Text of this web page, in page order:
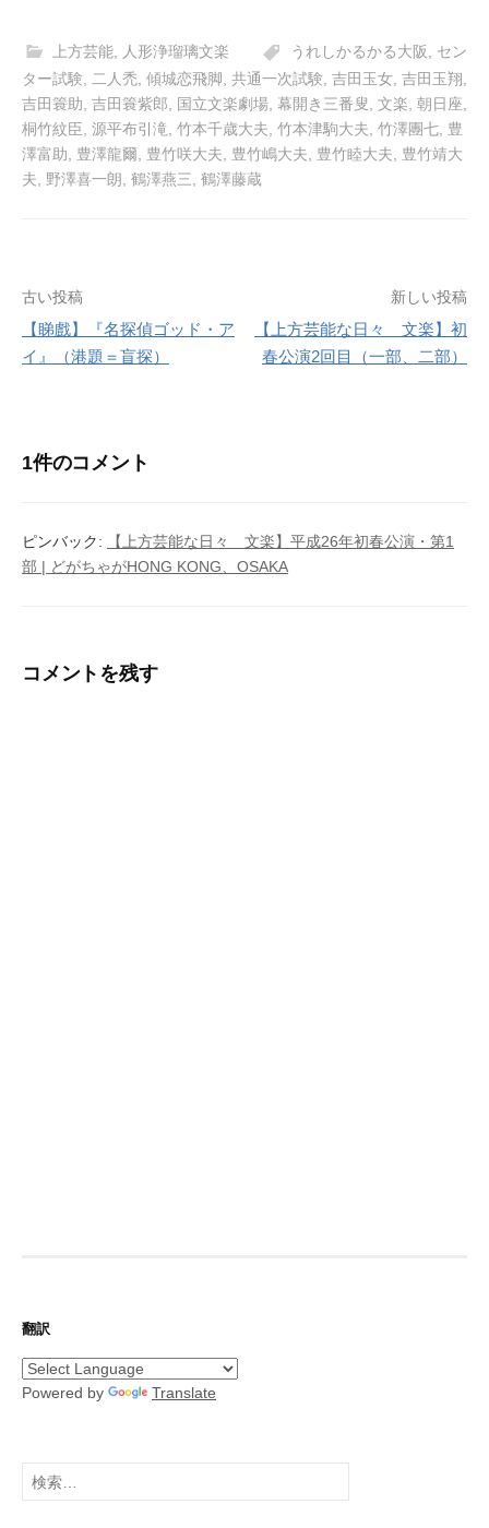
上方芸能, 人形浄瑠璃文楽 うれしかるかる大阪, セン
ター試験
二人禿 傾城恋飛脚 共通一次試験 吉田玉女 吉田玉翔
吉田簑助 吉田簑紫郎 国立文楽劇場 幕開き三番叟 文楽 朝日座
桐竹紋臣 源平布引滝 竹本千歳大夫 竹本津駒大夫 竹澤團七 豊
澤富助
豊澤龍爾 豊竹咲大夫 豊竹嶋大夫 豊竹睦大夫
豊竹靖大
夫
野澤喜一朗 鶴澤燕三 鶴澤藤蔵
投
稿
ゲ
シ
古い投稿
【睇戲】『名探偵ゴッド・ア
イ』（港題＝盲探）
新しい投稿
【上方芸能な日々 文楽】初
春公演2回目（一部、二部）
1件のコメント
ピンバック:
【上方芸能な日々 文楽】平成26年初春公演・第1
部 | どがちゃがHONG KONG、OSAKA
コメントを残す
翻訳
Powered by Translate
検
索: